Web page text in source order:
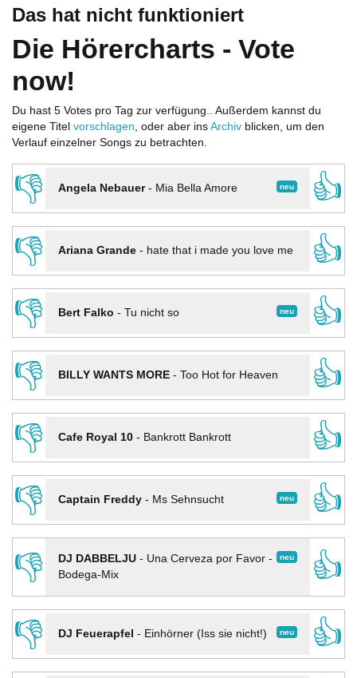
Das hat nicht funktioniert
Die Hörercharts - Vote
now!
Du hast 5 Votes pro Tag zur verfügung.. Außerdem kannst du
eigene Titel vorschlagen, oder aber ins Archiv blicken, um den
Verlauf einzelner Songs zu betrachten.
👎 neu
Angela Nebauer- Mia Bella Amore
👍
👎
Ariana Grande- hate that i made you love me
👍
👎
neu
Bert Falko - Tu nicht so
👍
👎
BILLY WANTS MORE- Too Hot for Heaven
👍
👎
Cafe Royal 10- Bankrott Bankrott
👍
👎
neu
Captain Freddy- Ms Sehnsucht
👍
👎
neu
DJ DABBELJU- Una Cerveza por Favor -
Bodega-Mix
👍
👎
neu
DJ Feuerapfel - Einhörner (Iss sie nicht!)
👍